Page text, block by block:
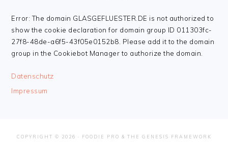
Error: The domain GLASGEFLUESTER.DE is not authorized to
show the cookie declaration for domain group ID 011303fc-
27f8-48de-a6f5-43f05e0152b8. Please add it to the domain
group in the Cookiebot Manager to authorize the domain.
Datenschutz
Impressum
COPYRIGHT © 2026 · FOODIE PRO & THE GENESIS FRAMEWORK